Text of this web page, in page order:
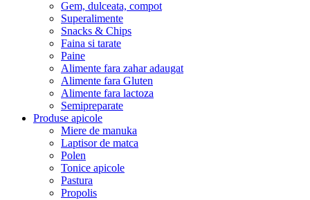
Gem, dulceata, compot
Superalimente
Snacks & Chips
Faina si tarate
Paine
Alimente fara zahar adaugat
Alimente fara Gluten
Alimente fara lactoza
Semipreparate
Produse apicole
Miere de manuka
Laptisor de matca
Polen
Tonice apicole
Pastura
Propolis